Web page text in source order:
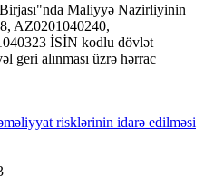
Maliyyə Nazirliyinin
AZ0201040240,
İSİN kodlu dövlət
geri alınması üzrə hərrac